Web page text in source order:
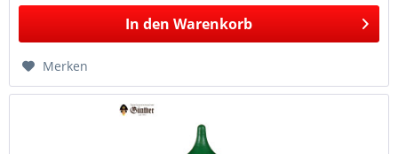
In den Warenkorb
Merken